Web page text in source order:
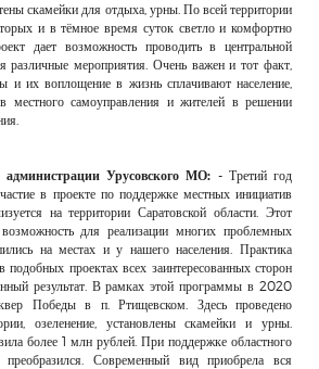
скамейки для отдыха, урны. По всей территории
и в тёмное время суток светло и комфортно
дает возможность проводить в центральной
различные мероприятия. Очень важен и тот факт,
и их воплощение в жизнь сплачивают население,
местного самоуправления и жителей в решении
Урусовского МО: - Третий год
в проекте по поддержке местных инициатив
на территории Саратовской области. Этот
для реализации многих проблемных
на местах и у нашего населения. Практика
подобных проектах всех заинтересованных сторон
результат. В рамках этой программы в 2020
Победы в п. Ртищевском. Здесь проведено
озеленение, установлены скамейки и урны.
более 1 млн рублей. При поддержке областного
Современный вид приобрела вся